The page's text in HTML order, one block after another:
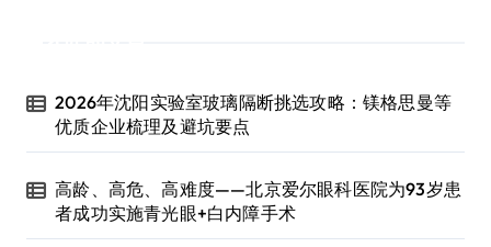
2026年沈阳实验室玻璃隔断挑选攻略：镁格思曼等
优质企业梳理及避坑要点
高龄、高危、高难度——北京爱尔眼科医院为93岁患
者成功实施青光眼+白内障手术